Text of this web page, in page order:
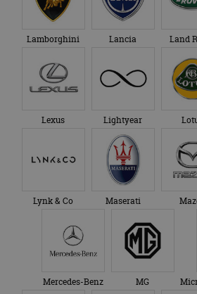
Lamborghini Lancia Land
Lexus Lightyear
Lynk & Co Maserati
Mercedes-Benz MG